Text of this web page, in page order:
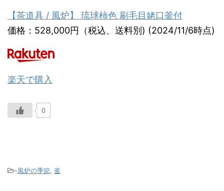
【茶道具 / 風炉】 琉球柿色 刷毛目姥口釜付
価格：528,000円（税込、送料別) (2024/11/6時点)
楽天で購入
0
-風炉の季節, 釜